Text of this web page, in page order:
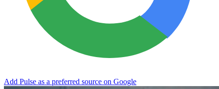
Add Pulse as a preferred source on Google